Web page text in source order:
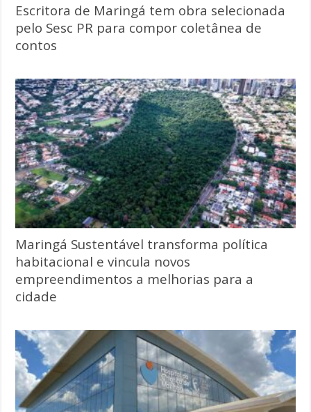
Escritora de Maringá tem obra selecionada
pelo Sesc PR para compor coletânea de
contos
Maringá Sustentável transforma política
habitacional e vincula novos
empreendimentos a melhorias para a
cidade